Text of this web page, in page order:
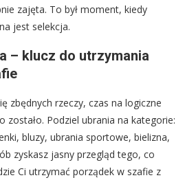
zajęta. To był moment, kiedy
jest selekcja.
– klucz do utrzymania
zbędnych rzeczy, czas na logiczne
zostało. Podziel ubrania na kategorie:
bluzy, ubrania sportowe, bielizna,
zyskasz jasny przegląd tego, co
Ci utrzymać porządek w szafie z